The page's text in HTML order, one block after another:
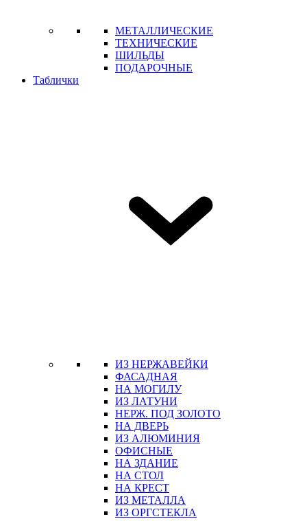
МЕТАЛЛИЧЕСКИЕ
ТЕХНИЧЕСКИЕ
ШИЛЬДЫ
ПОДАРОЧНЫЕ
Таблички
ИЗ НЕРЖАВЕЙКИ
ФАСАДНАЯ
НА МОГИЛУ
ИЗ ЛАТУНИ
НЕРЖ. ПОД ЗОЛОТО
НА ДВЕРЬ
ИЗ АЛЮМИНИЯ
ОФИСНЫЕ
НА ЗДАНИЕ
НА СТОЛ
НА КРЕСТ
ИЗ МЕТАЛЛА
ИЗ ОРГСТЕКЛА